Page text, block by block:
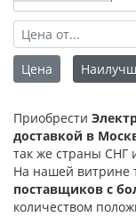
Цена
Приобрести
доставкой в
так же страны СНГ
На нашей витрине
поставщиков с
количеством